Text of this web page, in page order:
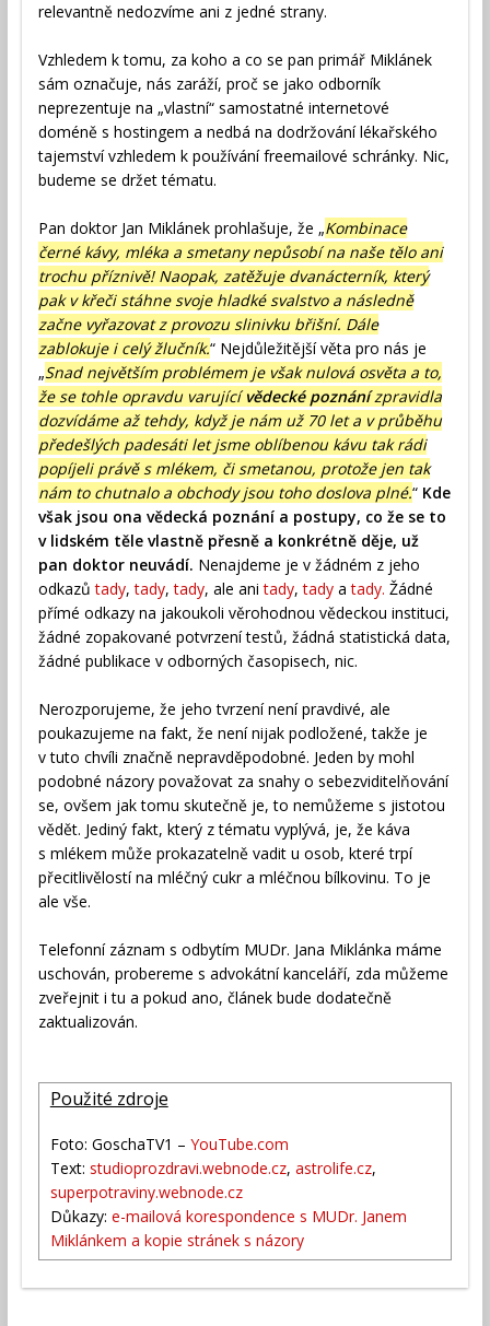
relevantně nedozvíme ani z jedné strany.
Vzhledem k tomu, za koho a co se pan primář Miklánek
sám označuje, nás zaráží, proč se jako odborník
neprezentuje na „vlastní“ samostatné internetové
doméně s hostingem a nedbá na dodržování lékařského
tajemství vzhledem k používání freemailové schránky. Nic,
budeme se držet tématu.
Pan doktor Jan Miklánek prohlašuje, že „Kombinace
černé kávy, mléka a smetany nepůsobí na naše tělo ani
trochu příznivě! Naopak, zatěžuje dvanácterník, který
pak v křeči stáhne svoje hladké svalstvo a následně
začne vyřazovat z provozu slinivku břišní. Dále
zablokuje i celý žlučník.“ Nejdůležitější věta pro nás je
„Snad největším problémem je však nulová osvěta a to,
že se tohle opravdu varujícívědecké poznánízpravidla
dozvídáme až tehdy, když je nám už 70 let a v průběhu
předešlých padesáti let jsme oblíbenou kávu tak rádi
popíjeli právě s mlékem, či smetanou, protože jen tak
nám to chutnalo a obchody jsou toho doslova plné.“ Kde
však jsou ona vědecká poznání a postupy, co že se to
v lidském těle vlastně přesně a konkrétně děje, už
pan doktor neuvádí. Nenajdeme je v žádném z jeho
odkazůtady,tady,tady, ale anitady,tadyatady. Žádné
přímé odkazy na jakoukoli věrohodnou vědeckou instituci,
žádné zopakované potvrzení testů, žádná statistická data,
žádné publikace v odborných časopisech, nic.
Nerozporujeme, že jeho tvrzení není pravdivé, ale
poukazujeme na fakt, že není nijak podložené, takže je
v tuto chvíli značně nepravděpodobné. Jeden by mohl
podobné názory považovat za snahy o sebezviditelňování
se, ovšem jak tomu skutečně je, to nemůžeme s jistotou
vědět. Jediný fakt, který z tématu vyplývá, je, že káva
s mlékem může prokazatelně vadit u osob, které trpí
přecitlivělostí na mléčný cukr a mléčnou bílkovinu. To je
ale vše.
Telefonní záznam s odbytím MUDr. Jana Miklánka máme
uschován, probereme s advokátní kanceláří, zda můžeme
zveřejnit i tu a pokud ano, článek bude dodatečně
zaktualizován.
Použité zdroje
Foto: GoschaTV1 – YouTube.com
Text: studioprozdravi.webnode.cz, astrolife.cz,
superpotraviny.webnode.cz
Důkazy: e-mailová korespondence s MUDr. Janem
Miklánkem a kopie stránek s názory